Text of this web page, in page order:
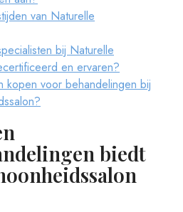
van Naturelle
bij Naturelle
en ervaren?
kopen voor behandelingen bij
biedt